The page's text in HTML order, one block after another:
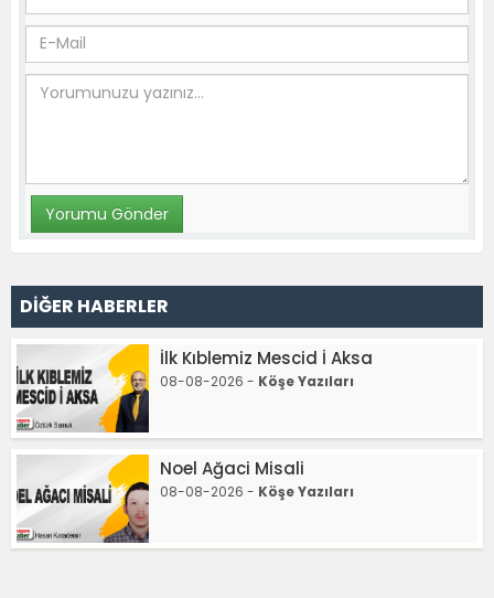
DİĞER HABERLER
İlk Kıblemiz Mescid İ Aksa
08-08-2026 - Köşe Yazıları
Noel Ağaci Misali
08-08-2026 - Köşe Yazıları